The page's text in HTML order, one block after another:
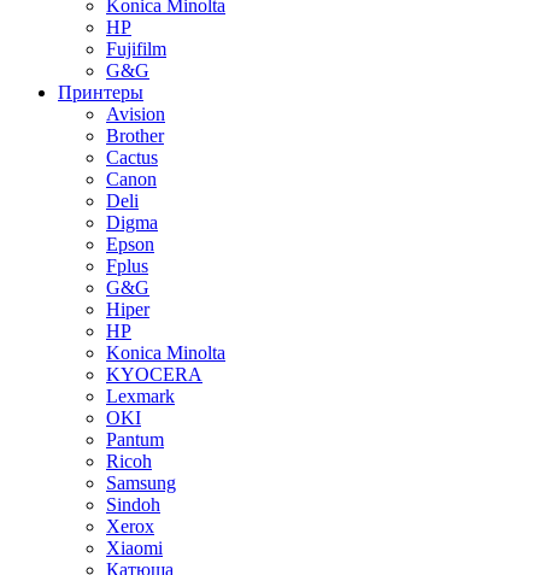
Konica Minolta
HP
Fujifilm
G&G
Принтеры
Avision
Brother
Cactus
Canon
Deli
Digma
Epson
Fplus
G&G
Hiper
HP
Konica Minolta
KYOCERA
Lexmark
OKI
Pantum
Ricoh
Samsung
Sindoh
Xerox
Xiaomi
Катюша